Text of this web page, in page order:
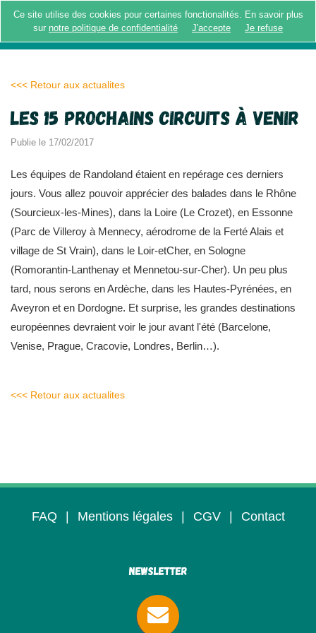
Ce site utilise des cookies pour certaines fonctionalités. En savoir plus
sur notre politique de confidentialité J'accepte Je refuse
MENU
<<< Retour aux actualites
Les 15 prochains circuits à venir
Publie le 17/02/2017
Les équipes de Randoland étaient en repérage ces derniers
jours. Vous allez pouvoir apprécier des balades dans le Rhône
(Sourcieux-les-Mines), dans la Loire (Le Crozet), en Essonne
(Parc de Villeroy à Mennecy, aérodrome de la Ferté Alais et
village de St Vrain), dans le Loir-etCher, en Sologne
(Romorantin-Lanthenay et Mennetou-sur-Cher). Un peu plus
tard, nous serons en Ardèche, dans les Hautes-Pyrénées, en
Aveyron et en Dordogne. Et surprise, les grandes destinations
européennes devraient voir le jour avant l'été (Barcelone,
Venise, Prague, Cracovie, Londres, Berlin…).
<<< Retour aux actualites
FAQ Mentions légales CGV Contact
Newsletter